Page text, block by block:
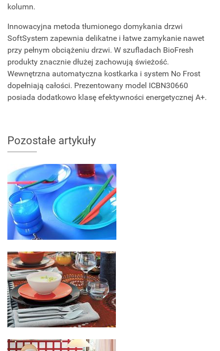
kolumn.
Innowacyjna metoda tłumionego domykania drzwi
SoftSystem zapewnia delikatne i łatwe zamykanie nawet
przy pełnym obciążeniu drzwi. W szufladach BioFresh
produkty znacznie dłużej zachowują świeżość.
Wewnętrzna automatyczna kostkarka i system No Frost
dopełniają całości. Prezentowany model ICBN30660
posiada dodatkowo klasę efektywności energetycznej A+.
Pozostałe artykuły